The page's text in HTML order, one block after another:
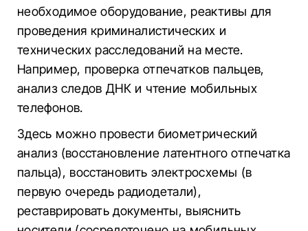
необходимое оборудование, реактивы для
проведения криминалистических и
технических расследований на месте.
Например, проверка отпечатков пальцев,
анализ следов ДНК и чтение мобильных
телефонов.
Здесь можно провести биометрический
анализ (восстановление латентного отпечатка
пальца), восстановить электросхемы (в
первую очередь радиодетали),
реставрировать документы, выяснить